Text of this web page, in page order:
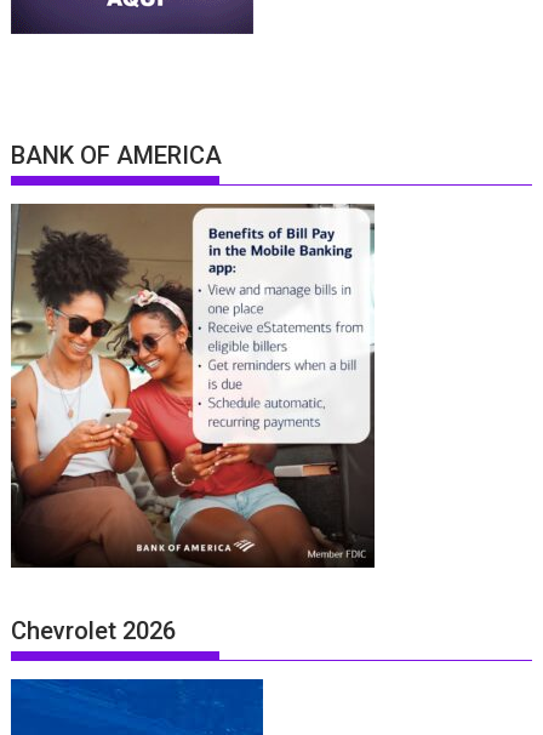
BANK OF AMERICA
Chevrolet 2026